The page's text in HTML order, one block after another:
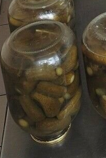
Помер
бойових дій
з
Следующая
будет опубликован.